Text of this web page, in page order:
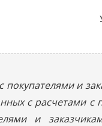
покупателями и
с расчетами
и